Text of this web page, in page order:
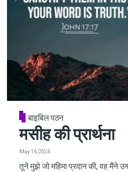
बाइबिल पठन
मसीह की प्रार्थना
May 16, 2024
तूने मुझे जो महिमा प्रदान की, वह मैंने